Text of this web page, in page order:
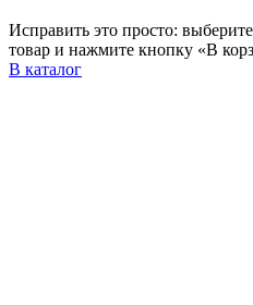
Исправить это просто:
товар и нажмите кнопку «В
В каталог